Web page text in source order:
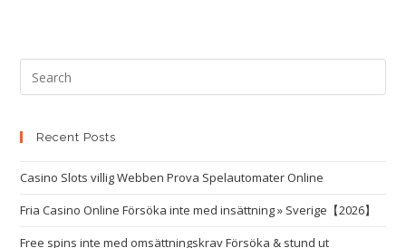
Recent Posts
Casino Slots villig Webben Prova Spelautomater Online
Fria Casino Online Försöka inte med insättning » Sverige【2026】
Free spins inte med omsättningskrav Försöka & stund ut